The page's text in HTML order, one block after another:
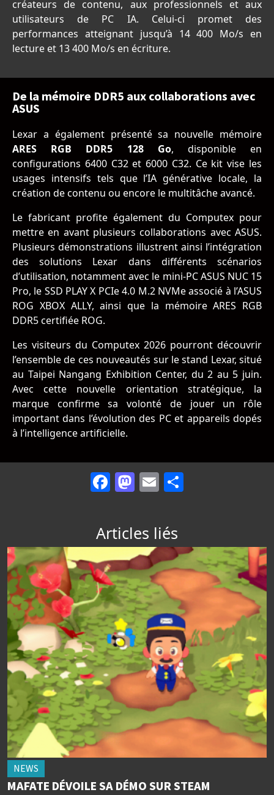
créateurs de contenu, aux professionnels et aux
utilisateurs de PC IA. Celui-ci promet des
performances atteignant jusqu’à 14 400 Mo/s en
lecture et 13 400 Mo/s en écriture.
De la mémoire DDR5 aux collaborations avec
ASUS
Lexar a également présenté sa nouvelle mémoire
ARES RGB DDR5 128 Go, disponible en
configurations 6400 C32 et 6000 C32. Ce kit vise les
usages intensifs tels que l’IA générative locale, la
création de contenu ou encore le multitâche avancé.
Le fabricant profite également du Computex pour
mettre en avant plusieurs collaborations avec ASUS.
Plusieurs démonstrations illustrent ainsi l’intégration
des solutions Lexar dans différents scénarios
d’utilisation, notamment avec le mini-PC ASUS NUC 15
Pro, le SSD PLAY X PCIe 4.0 M.2 NVMe associé à l’ASUS
ROG XBOX ALLY, ainsi que la mémoire ARES RGB
DDR5 certifiée ROG.
Les visiteurs du Computex 2026 pourront découvrir
l’ensemble de ces nouveautés sur le stand Lexar, situé
au Taipei Nangang Exhibition Center, du 2 au 5 juin.
Avec cette nouvelle orientation stratégique, la
marque confirme sa volonté de jouer un rôle
important dans l’évolution des PC et appareils dopés
à l’intelligence artificielle.
Facebook
Mastodon
Email
Articles liés
NEWS
MAFATE DÉVOILE SA DÉMO SUR STEAM